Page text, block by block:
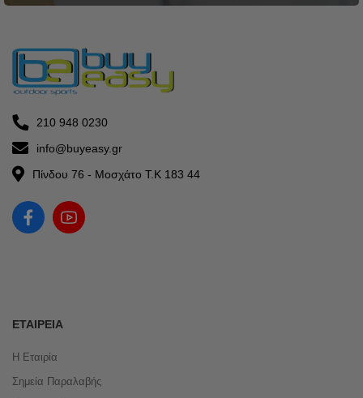
210 948 0230
info@buyeasy.gr
Πίνδου 76 - Μοσχάτο Τ.Κ 183 44
ΕΤΑΙΡΕΊΑ
Η Εταιρία
Σημεία Παραλαβής